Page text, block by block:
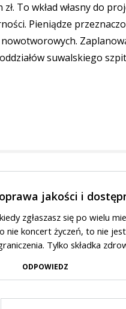
To wkład własny do
Pieniądze
suwalskiego
jakości i
zgłaszasz się po wielu
nie koncert życzeń, to nie
Tylko składka
ODPOWIEDZ